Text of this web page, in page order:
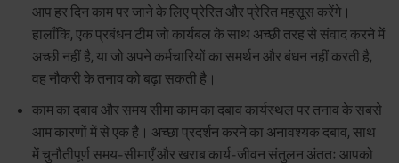
आप हर दिन काम पर जाने के लिए प्रेरित और प्रेरित महसूस करेंगे।
हालाँकि, एक प्रबंधन टीम जो कार्यबल के साथ अच्छी तरह से संवाद करने में
अच्छी नहीं है, या जो अपने कर्मचारियों का समर्थन और बंधन नहीं करती है,
वह नौकरी के तनाव को बढ़ा सकती है।
काम का दबाव और समय सीमा काम का दबाव कार्यस्थल पर तनाव के सबसे
आम कारणों में से एक है। अच्छा प्रदर्शन करने का अनावश्यक दबाव, साथ
में चुनौतीपूर्ण समय-सीमाएँ और खराब कार्य-जीवन संतुलन अंततः आपको